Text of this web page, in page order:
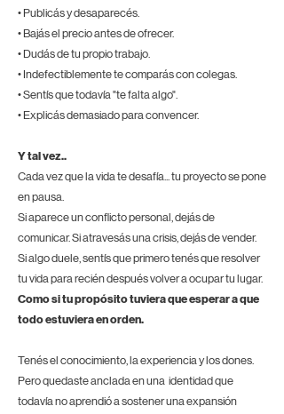
• Publicás y desaparecés.
• Bajás el precio antes de ofrecer.
• Dudás de tu propio trabajo.
• Indefectiblemente te comparás con colegas.
• Sentís que todavía "te falta algo".
• Explicás demasiado para convencer.
Y tal vez..
Cada vez que la vida te desafía...tu proyecto se pone
en pausa.
Si aparece un conflicto personal, dejás de
comunicar.Si atravesás una crisis, dejás de vender.
Si algo duele, sentís que primero tenés que resolver
tu vida para recién después volver a ocupar tu lugar.
Como si tu propósito tuviera que esperar a que
todo estuviera en orden.
Tenés el conocimiento, la experiencia y los dones.
Pero quedaste anclada en una identidad que
todavía no aprendió a sostener una expansión